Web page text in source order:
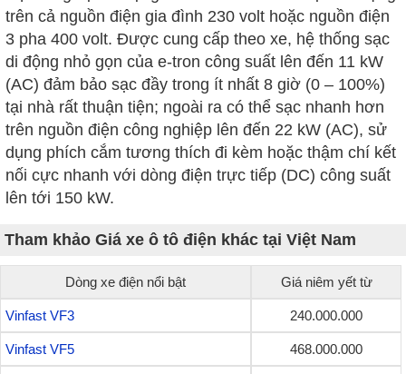
trên cả nguồn điện gia đình 230 volt hoặc nguồn điện
3 pha 400 volt. Được cung cấp theo xe, hệ thống sạc
di động nhỏ gọn của e-tron công suất lên đến 11 kW
(AC) đảm bảo sạc đầy trong ít nhất 8 giờ (0 – 100%)
tại nhà rất thuận tiện; ngoài ra có thể sạc nhanh hơn
trên nguồn điện công nghiệp lên đến 22 kW (AC), sử
dụng phích cắm tương thích đi kèm hoặc thậm chí kết
nối cực nhanh với dòng điện trực tiếp (DC) công suất
lên tới 150 kW.
Tham khảo Giá xe ô tô điện khác tại Việt Nam
Dòng xe điện nổi bật Giá niêm yết từ
Vinfast VF3 240.000.000
Vinfast VF5 468.000.000